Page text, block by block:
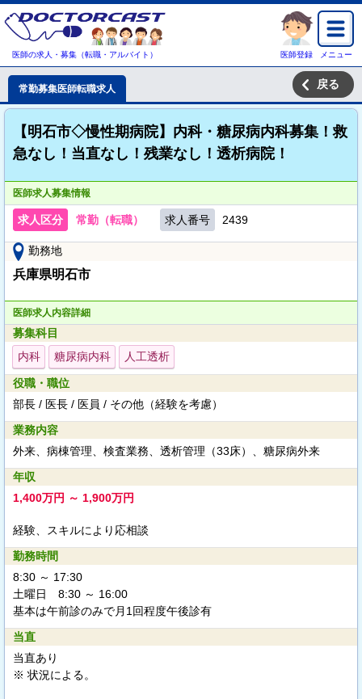
医師の求人・募集（転職・アルバイト） 医師登録 メニュー
常勤募集医師転職求人 戻る
【明石市◇慢性期病院】内科・糖尿病内科募集！救
急なし！当直なし！残業なし！透析病院！
医師求人募集情報
求人区分 常勤（転職） 求人番号 2439
勤務地
兵庫県明石市
医師求人内容詳細
募集科目
内科
糖尿病内科 人工透析
役職・職位
部長 / 医長 / 医員 / その他（経験を考慮）
業務内容
外来、病棟管理、検査業務、透析管理（33床）、糖尿病外来
年収
1,400万円 ～ 1,900万円
経験、スキルにより応相談
勤務時間
8:30 ～ 17:30
土曜日 8:30 ～ 16:00
基本は午前診のみで月1回程度午後診有
当直
当直あり
※ 状況による。